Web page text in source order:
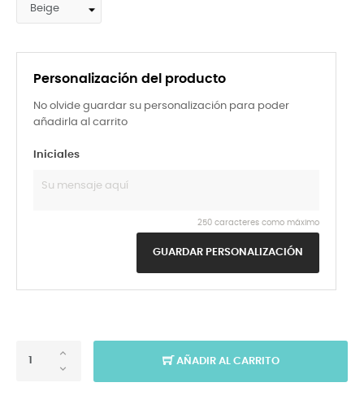
Personalización del producto
No olvide guardar su personalización para poder
añadirla al carrito
Iniciales
250 caracteres como máximo
GUARDAR PERSONALIZACIÓN
AÑADIR AL CARRITO